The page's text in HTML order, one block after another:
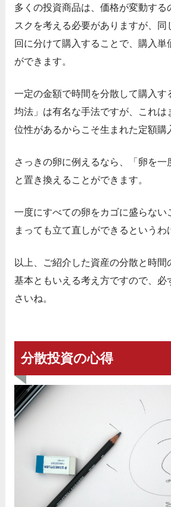
多くの投資商品は、価格が変動する
スクを考える必要がありますが、同
回に分けて購入することで、購入単
ができます。
一定の金額で時間を分散して購入す
均法」は有名な手法ですが、これは
位性があるからこそ生まれた定額購
さっきの卵に例えるなら、「卵を一
と置き換えることができます。
一度にすべての卵をカゴに盛らない
まっても立て直しができるというわ
以上、ご紹介した資産の分散と時
基本ともいえる考え方ですので、必
さいね。
分散投資の心得